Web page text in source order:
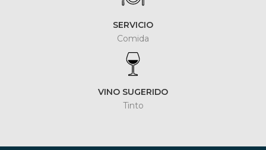
SERVICIO
Comida
VINO SUGERIDO
Tinto